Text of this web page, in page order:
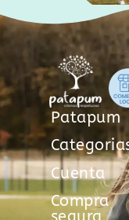
Patapum
Cuenta
Compra